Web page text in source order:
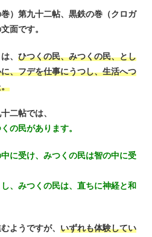
）第九十二帖、黒鉄の巻（クロガ
面です。
、 ひつくの民、みつくの民、とし
、フデを仕事にうつし、生活へつ
二帖では、
の民があります。
に受け、みつくの民は智の中に受
、みつくの民は、直ちに神経と和
ようですが、 いずれも体験してい